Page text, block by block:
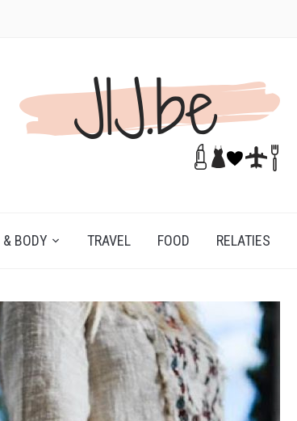
BODY TRAVEL FOOD RELATIES